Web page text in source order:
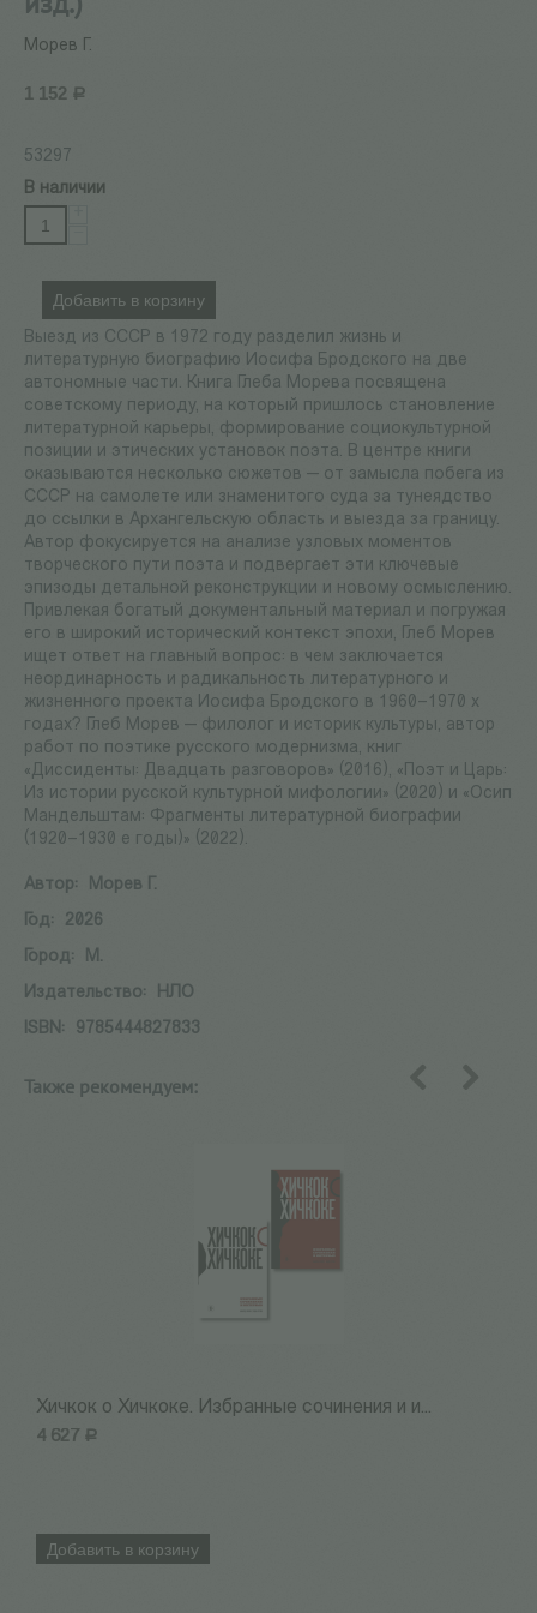
Морев Г.
1 152 Р
53297
В наличии
Добавить в корзину
Выезд из СССР в 1972 году разделил жизнь и
литературную биографию Иосифа Бродского на две
автономные части. Книга Глеба Морева посвящена
советскому периоду, на который пришлось становление
литературной карьеры, формирование социокультурной
позиции и этических установок поэта. В центре книги
оказываются несколько сюжетов — от замысла побега из
СССР на самолете или знаменитого суда за тунеядство
до ссылки в Архангельскую область и выезда за границу.
Автор фокусируется на анализе узловых моментов
творческого пути поэта и подвергает эти ключевые
эпизоды детальной реконструкции и новому осмыслению.
Привлекая богатый документальный материал и погружая
его в широкий исторический контекст эпохи, Глеб Морев
ищет ответ на главный вопрос: в чем заключается
неординарность и радикальность литературного и
жизненного проекта Иосифа Бродского в 1960–1970 х
годах? Глеб Морев — филолог и историк культуры, автор
работ по поэтике русского модернизма, книг
«Диссиденты: Двадцать разговоров» (2016), «Поэт и Царь:
Из истории русской культурной мифологии» (2020) и «Осип
Мандельштам: Фрагменты литературной биографии
(1920–1930 е годы)» (2022).
Автор:
Морев Г.
Год:
2026
Город:
М.
Издательство:
НЛО
ISBN:
9785444827833
Также рекомендуем:
Хичкок о Хичкоке. Избранные сочинения и и...
4 627 Р
Добавить в корзину